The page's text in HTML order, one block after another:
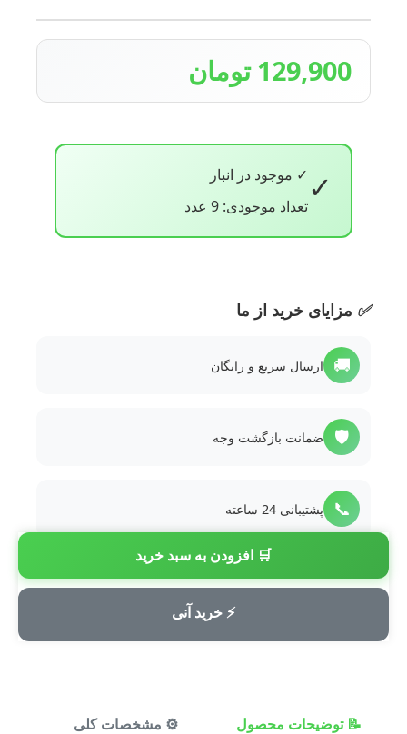
129,900 تومان
✓ ✓ موجود در انبار
تعداد موجودی: 9 عدد
🛒 افزودن به سبد خرید
⚡ خرید آنی
✅ مزایای خرید از ما
🚚 ارسال سریع و رایگان
🛡️ ضمانت بازگشت وجه
📞 پشتیبانی 24 ساعته
💳 پرداخت امن
📝 توضیحات محصول ⚙️ مشخصات کلی